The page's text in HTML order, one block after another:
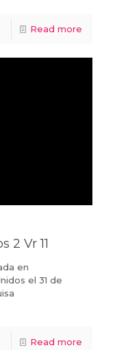
Read more
2 Vr 11
en
el 31 de
Read more